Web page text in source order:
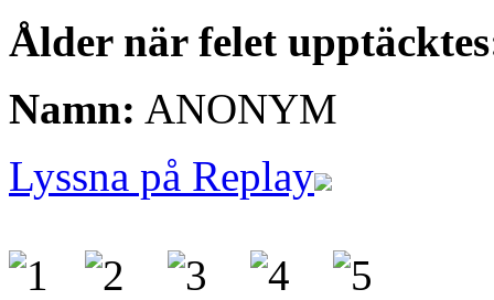
Ålder när felet
Namn: ANONYM
Lyssna på Replay